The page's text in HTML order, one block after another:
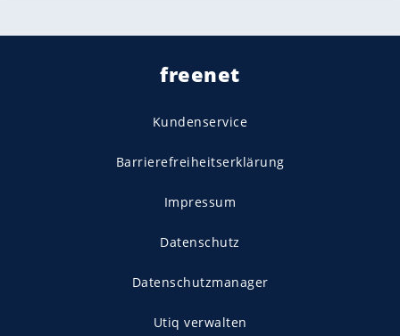
freenet
Kundenservice
Barrierefreiheitserklärung
Impressum
Datenschutz
Datenschutzmanager
Utiq verwalten